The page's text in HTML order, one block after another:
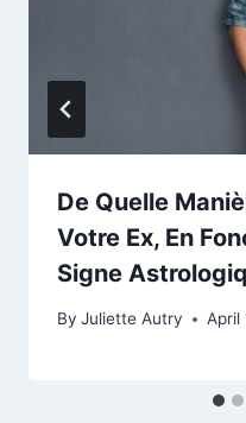
De Quelle
Votre Ex, En
Signe
By Juliette Autry April